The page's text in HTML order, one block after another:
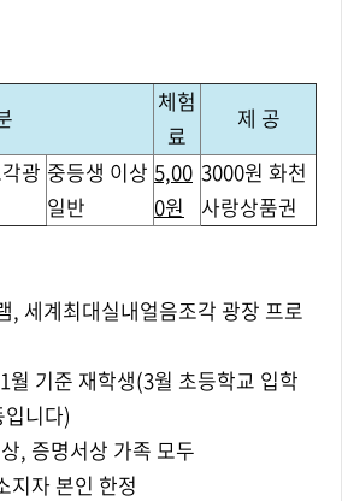
체험
료
제 공
광 중등생 이상
일반
5,00
0원
3000원 화천
사랑상품권
, 세계최대실내얼음조각 광장 프로
월 기준 재학생(3월 초등학교 입학
니다)
, 증명서상 가족 모두
지자 본인 한정